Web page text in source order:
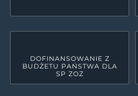
DOFINANSOWANIE Z
BUDŻETU PAŃSTWA DLA
SP ZOZ